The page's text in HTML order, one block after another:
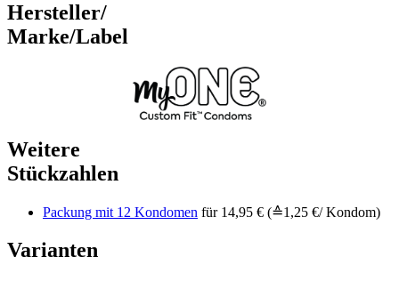
Hersteller/
Marke/Label
Weitere
Stückzahlen
Packung mit 12 Kondomen für 14,95 € (≙1,25 €/ Kondom)
Varianten